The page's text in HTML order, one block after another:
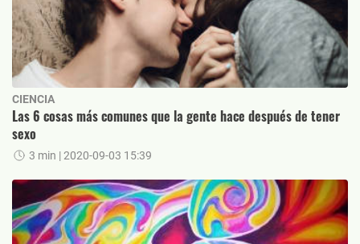
CIENCIA
Las 6 cosas más comunes que la gente hace después de tener
sexo
3 min | 2020-09-03 15:39